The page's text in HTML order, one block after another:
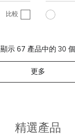
比較
顯示 67 產品中的 30 個
更多
精選產品